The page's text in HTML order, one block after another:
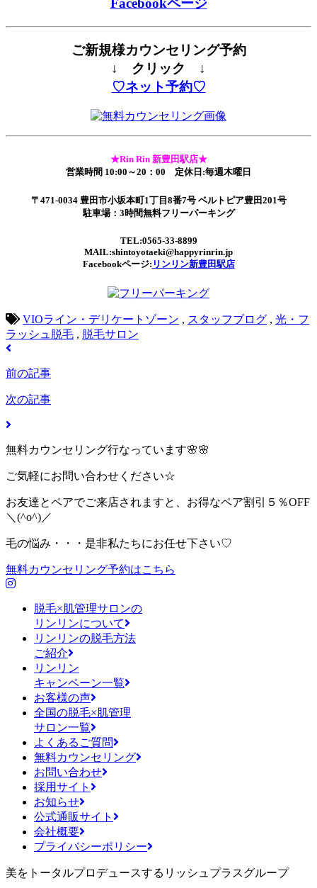
Facebookページ
ご新規様カウンセリング予約
↓ クリック ↓
♡ネット予約♡
★Rin Rin 新豊田駅店★
営業時間 10:00～20：00 定休日:毎週木曜日
〒471-0034 豊田市小坂本町1丁目8番7号 ベルトピア豊田201号
駐車場：3時間無料フリーパーキング
TEL:0565-33-8899
MAIL:shintoyotaeki@happyrinrin.jp
Facebookページ: リンリン新豊田駅店
VIOライン・デリケートゾーン , スタッフブログ , 光・フ
ラッシュ脱毛 , 脱毛サロン
前の記事
次の記事
無料カウンセリング行なっています🌸🌸
ご気軽にお問い合わせください☆
お友達とペアでご来店されますと、お得なペア割引５％OFF
＼(^o^)／
毛の悩み・・・是非私たちにお任せ下さい♡
無料カウンセリング予約はこちら
脱毛×肌管理サロンの
リンリンについて
リンリンの脱毛方法
ご紹介
リンリン
キャンペーン一覧
お客様の声
全国の脱毛×肌管理
サロン一覧
よくあるご質問
無料カウンセリング
お問い合わせ
採用サイト
お知らせ
公式通販サイト
会社概要
プライバシーポリシー
美をトータルプロデュースするリッシュプラスグループ